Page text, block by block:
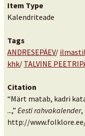
Item Type
Kalendriteade
Tags
ANDRESEPÄEV/
khk/ TALVINE
Citation
“Märt matab, kadri
...,” Eesti rahvakalender,
http://